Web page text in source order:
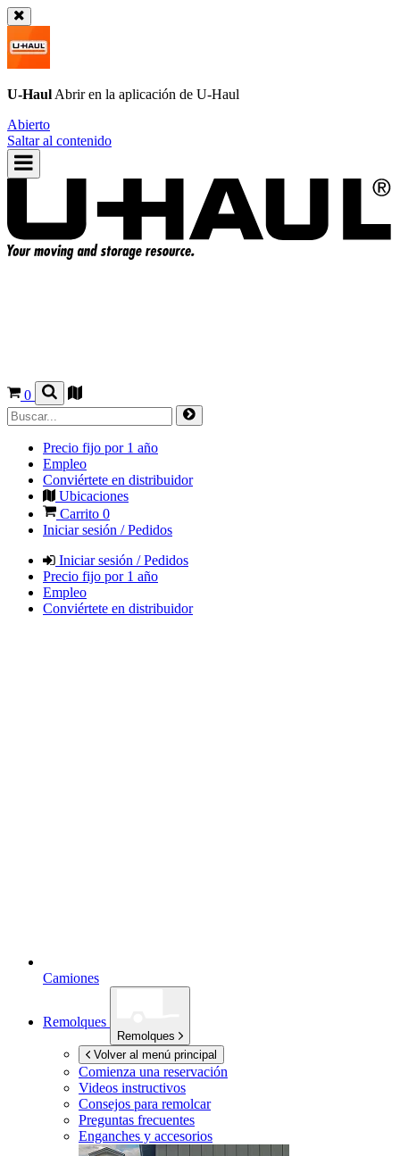
U-Haul Abrir en la aplicación de U-Haul
Abierto
Saltar al contenido
0
Precio fijo por 1 año
Empleo
Conviértete en distribuidor
Ubicaciones
Carrito 0
Iniciar sesión / Pedidos
Iniciar sesión / Pedidos
Precio fijo por 1 año
Empleo
Conviértete en distribuidor
Camiones
Remolques
Remolques
Volver al menú principal
Comienza una reservación
Videos instructivos
Consejos para remolcar
Preguntas frecuentes
Enganches y accesorios